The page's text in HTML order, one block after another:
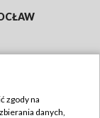
zgody na
danych,